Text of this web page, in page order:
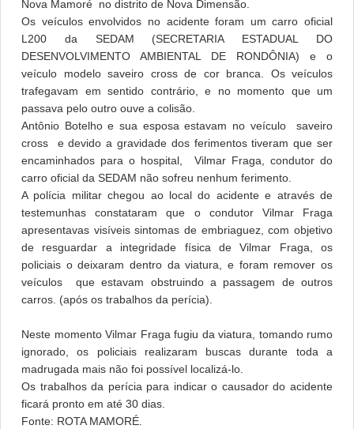
Nova Mamoré no distrito de Nova Dimensão.
Os veículos envolvidos no acidente foram um carro oficial
L200 da SEDAM (SECRETARIA ESTADUAL DO
DESENVOLVIMENTO AMBIENTAL DE RONDÔNIA) e o
veículo modelo saveiro cross de cor branca. Os veículos
trafegavam em sentido contrário, e no momento que um
passava pelo outro ouve a colisão.
Antônio Botelho e sua esposa estavam no veículo saveiro
cross e devido a gravidade dos ferimentos tiveram que ser
encaminhados para o hospital, Vilmar Fraga, condutor do
carro oficial da SEDAM não sofreu nenhum ferimento.
A polícia militar chegou ao local do acidente e através de
testemunhas constataram que o condutor Vilmar Fraga
apresentavas visíveis sintomas de embriaguez, com objetivo
de resguardar a integridade física de Vilmar Fraga, os
policiais o deixaram dentro da viatura, e foram remover os
veículos que estavam obstruindo a passagem de outros
carros. (após os trabalhos da perícia).
Neste momento Vilmar Fraga fugiu da viatura, tomando rumo
ignorado, os policiais realizaram buscas durante toda a
madrugada mais não foi possível localizá-lo.
Os trabalhos da perícia para indicar o causador do acidente
ficará pronto em até 30 dias.
Fonte: ROTA MAMORÉ.